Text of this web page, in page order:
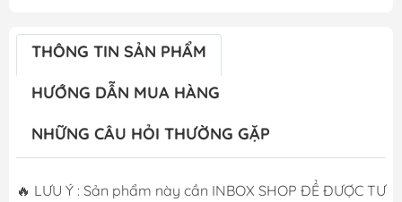
THÔNG TIN SẢN PHẨM
HƯỚNG DẪN MUA HÀNG
NHỮNG CÂU HỎI THƯỜNG GẶP
🔥 LƯU Ý : Sản phẩm này cần INBOX SHOP ĐỂ ĐƯỢC TƯ